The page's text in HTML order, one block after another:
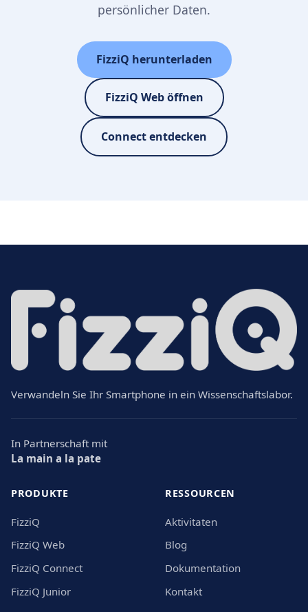
persönlicher Daten.
FizziQ herunterladen
FizziQ Web öffnen
Connect entdecken
Verwandeln Sie Ihr Smartphone in ein Wissenschaftslabor.
In Partnerschaft mit
La main a la pate
PRODUKTE
FizziQ
FizziQ Web
FizziQ Connect
FizziQ Junior
RESSOURCEN
Aktivitaten
Blog
Dokumentation
Kontakt